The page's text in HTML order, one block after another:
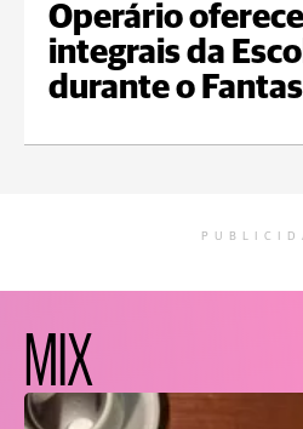
Operário
integrais da
durante o
MIX